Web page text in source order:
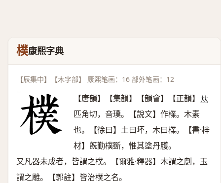
樸康熙字典
【辰集中】【木字部】 康熙笔画：16 部外笔画：12
【唐韻】【集韻】【韻會】【正韻】 𠀤
匹角切，音璞。【說文】作檏。木素
也。【徐曰】土曰坏，木曰檏。【書·梓
材】旣勤樸斲，惟其塗丹臒。
又凡器未成者，皆謂之樸。【爾雅·釋器】木謂之剫，玉
謂之雕。【郭註】皆治樸之名。